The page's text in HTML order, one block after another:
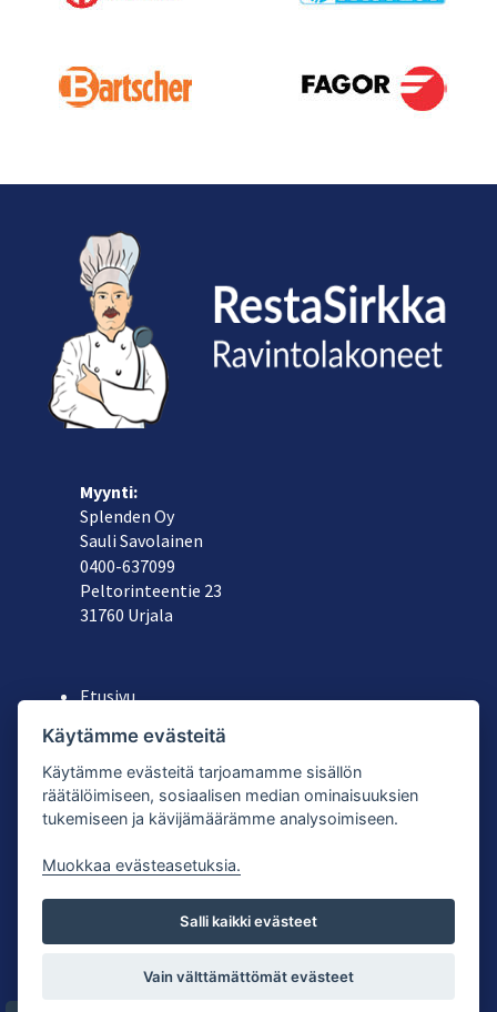
Myynti:
Splenden Oy
Sauli Savolainen
0400-637099
Peltorinteentie 23
31760 Urjala
Etusivu
Yritys
Käytetyt laitteet
Tuoteluettelot
Yhteystiedot
Käytämme evästeitä
Käytämme evästeitä tarjoamamme sisällön
räätälöimiseen, sosiaalisen median ominaisuuksien
tukemiseen ja kävijämäärämme analysoimiseen.
Muokkaa evästeasetuksia.
Salli kaikki evästeet
Vain välttämättömät evästeet